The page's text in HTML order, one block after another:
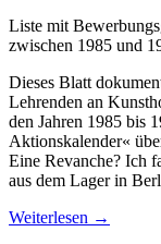
Liste mit
zwischen 1985 und
Dieses Blatt
Lehrenden an
den Jahren 1985 bis
Aktionskalender«
Eine Revanche? Ich
aus dem Lager in
Weiterlesen →